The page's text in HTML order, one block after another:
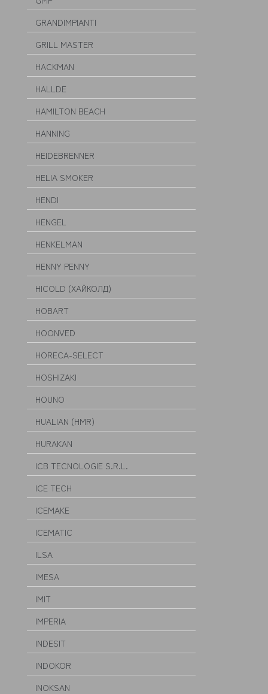
GRANDIMPIANTI
GRILL MASTER
HACKMAN
HALLDE
HAMILTON BEACH
HANNING
HEIDEBRENNER
HELIA SMOKER
HENDI
HENGEL
HENKELMAN
HENNY PENNY
HICOLD (ХАЙКОЛД)
HOBART
HOONVED
HORECA-SELECT
HOSHIZAKI
HOUNO
HUALIAN (HMR)
HURAKAN
ICB TECNOLOGIE S.R.L.
ICE TECH
ICEMAKE
ICEMATIC
ILSA
IMESA
IMIT
IMPERIA
INDESIT
INDOKOR
INOKSAN